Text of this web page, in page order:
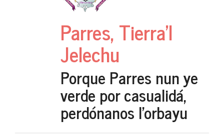
Parres, Tierra'l
Jelechu
Porque Parres nun ye
verde por casualidá,
perdónanos l'orbayu